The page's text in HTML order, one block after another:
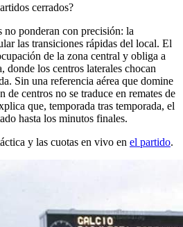
cerrados?
ponderan con precisión: la
las transiciones rápidas del local. El
de la zona central y obliga a
los centros laterales chocan
Sin una referencia aérea que domine
de centros no se traduce en remates de
que, temporada tras temporada, el
hasta los minutos finales.
y las cuotas en vivo en el partido.